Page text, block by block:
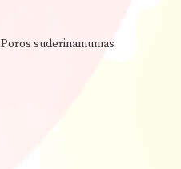
Poros suderinamumas